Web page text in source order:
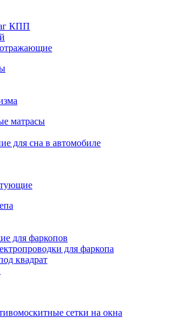
КПП
матрасы
для сна в автомобиле
для фаркопов
для фаркопа
квадрат
сетки на окна